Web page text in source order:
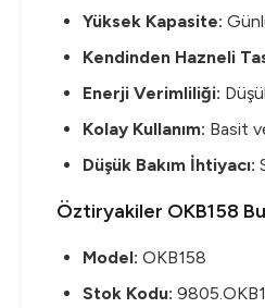
Yüksek Kapasite:
Kendinden Hazneli
Enerji Verimliliği:
Kolay Kullanım: Basit
Düşük Bakım İhtiyacı:
Öztiryakiler OKB158
Model: OKB158
Stok Kodu: